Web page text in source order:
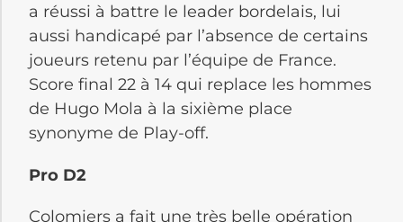
a réussi à battre le leader bordelais, lui
aussi handicapé par l’absence de certains
joueurs retenu par l’équipe de France.
Score final 22 à 14 qui replace les hommes
de Hugo Mola à la sixième place
synonyme de Play-off.
Pro D2
Colomiers a fait une très belle opération